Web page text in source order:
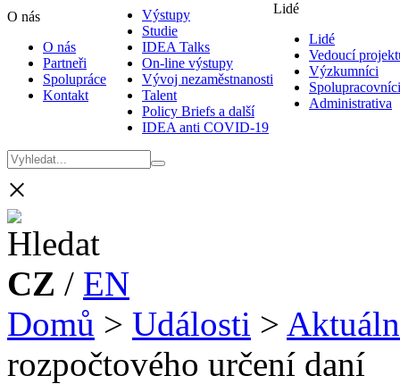
O nás
O nás
Partneři
Spolupráce
Kontakt
Výstupy
Studie
IDEA Talks
On-line výstupy
Vývoj nezaměstnanosti
Talent
Policy Briefs a další
IDEA anti COVID-19
Lidé
Lidé
Vedoucí
Výzkumníci
Spolupracovníci
Administrativa
×
CZ / EN
Domů > Události >
rozpočtového určení daní